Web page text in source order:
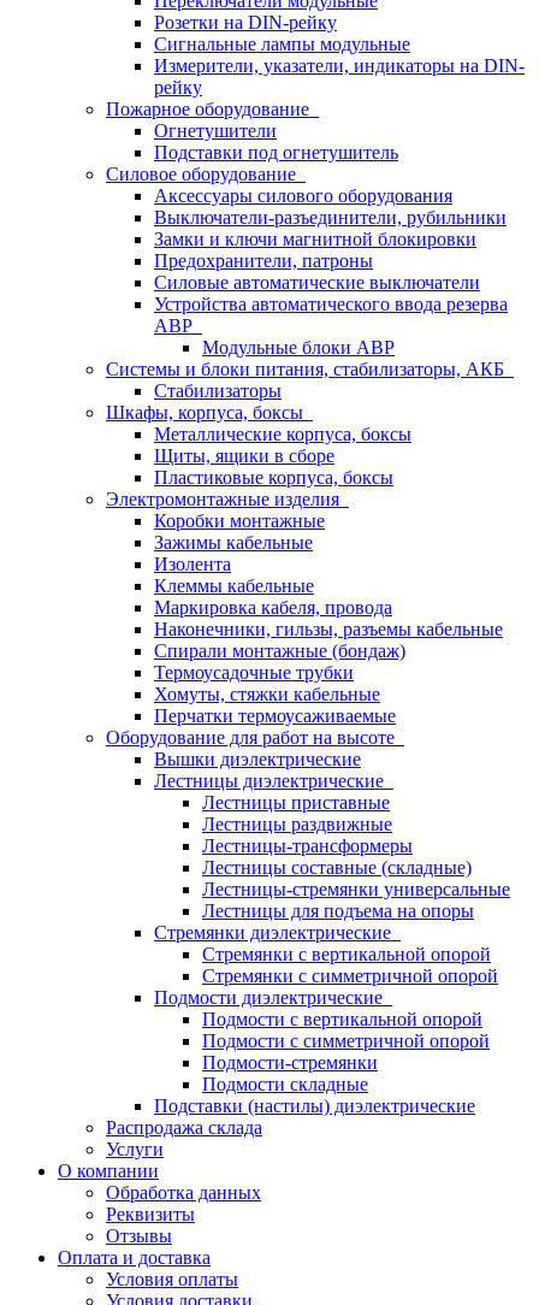
Розетки на DIN-рейку
Сигнальные лампы модульные
Измерители, указатели, индикаторы на DIN-
рейку
Пожарное оборудование
Огнетушители
Подставки под огнетушитель
Силовое оборудование
Аксессуары силового оборудования
Выключатели-разъединители, рубильники
Замки и ключи магнитной блокировки
Предохранители, патроны
Силовые автоматические выключатели
Устройства автоматического ввода резерва
АВР
Модульные блоки АВР
Системы и блоки питания, стабилизаторы, АКБ
Стабилизаторы
Шкафы, корпуса, боксы
Металлические корпуса, боксы
Щиты, ящики в сборе
Пластиковые корпуса, боксы
Электромонтажные изделия
Коробки монтажные
Зажимы кабельные
Изолента
Клеммы кабельные
Маркировка кабеля, провода
Наконечники, гильзы, разъемы кабельные
Спирали монтажные (бондаж)
Термоусадочные трубки
Хомуты, стяжки кабельные
Перчатки термоусаживаемые
Оборудование для работ на высоте
Вышки диэлектрические
Лестницы диэлектрические
Лестницы приставные
Лестницы раздвижные
Лестницы-трансформеры
Лестницы составные (складные)
Лестницы-стремянки универсальные
Лестницы для подъема на опоры
Стремянки диэлектрические
Стремянки с вертикальной опорой
Стремянки с симметричной опорой
Подмости диэлектрические
Подмости с вертикальной опорой
Подмости с симметричной опорой
Подмости-стремянки
Подмости складные
Подставки (настилы) диэлектрические
Распродажа склада
Услуги
О компании
Обработка данных
Реквизиты
Отзывы
Оплата и доставка
Условия оплаты
Условия доставки